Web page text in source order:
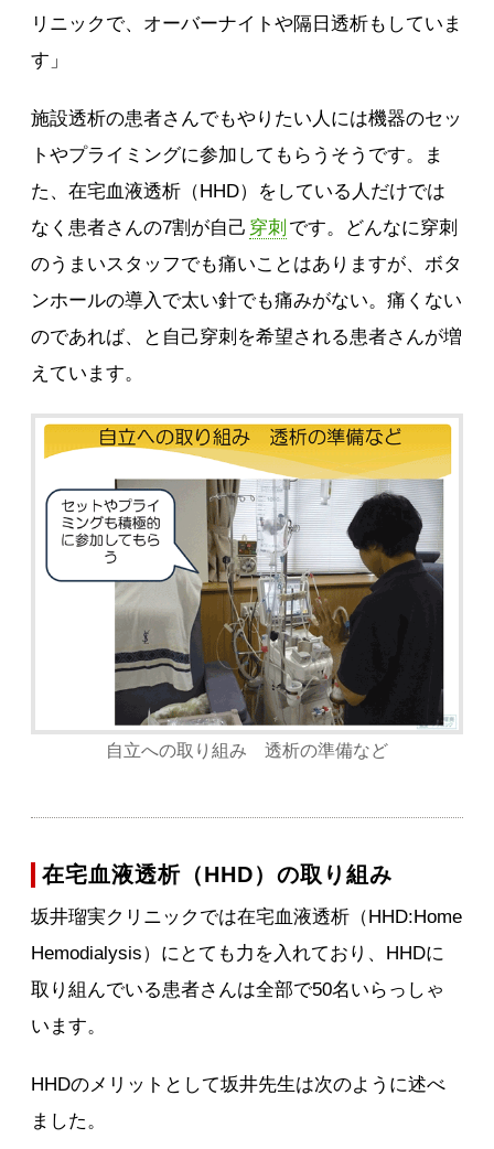
リニックで、オーバーナイトや隔日透析もしていま
す」
施設透析の患者さんでもやりたい人には機器のセッ
トやプライミングに参加してもらうそうです。ま
た、在宅血液透析（HHD）をしている人だけでは
なく患者さんの7割が自己 穿刺 です。どんなに穿刺
のうまいスタッフでも痛いことはありますが、ボタ
ンホールの導入で太い針でも痛みがない。痛くない
のであれば、と自己穿刺を希望される患者さんが増
えています。
自立への取り組み 透析の準備など
在宅血液透析（HHD）の取り組み
坂井瑠実クリニックでは在宅血液透析（HHD:Home
Hemodialysis）にとても力を入れており、HHDに
取り組んでいる患者さんは全部で50名いらっしゃ
います。
HHDのメリットとして坂井先生は次のように述べ
ました。